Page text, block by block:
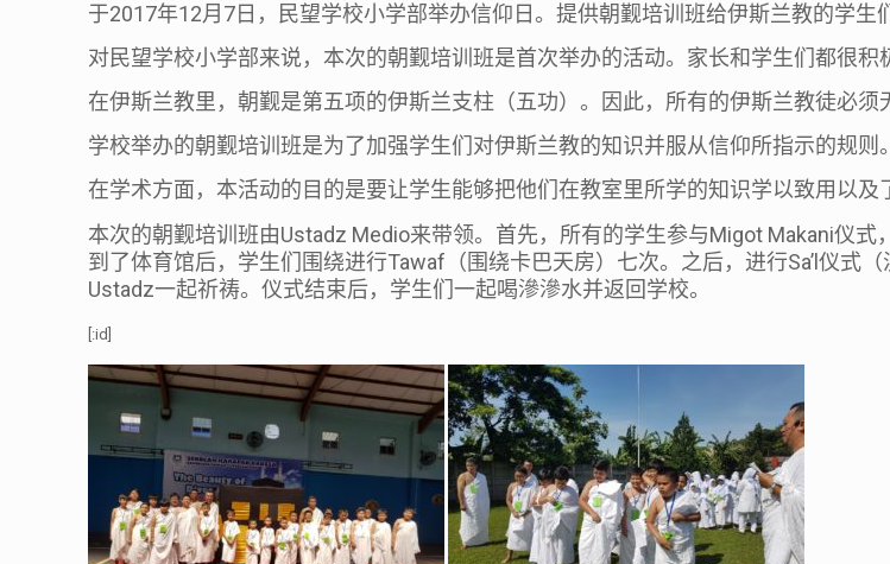
于2017年12月 7 日，民望学校小学部举办信仰日。提供朝觐培训班给伊斯兰教的学生
对民望学校小学部来说，本次的朝觐培训班是首次举办的活动。家长和学生们都很积
在伊斯兰教里，朝觐是第五项的伊斯兰支柱（五功）。因此，所有的伊斯兰教徒必须
学校举办的朝觐培训班是为了加强学生们对伊斯兰教的知识并服从信仰所指示的规则。
在学术方面，本活动的目的是要让学生能够把他们在教室里所学的知识学以致用以及
本次的朝觐培训班由Ustadz Medio来带领。首先，所有的学生参与Migot Makani仪式
到了体育馆后，学生们围绕进行Tawaf （围绕卡巴天房）七次。之后，进行Sa’l仪式（
Ustadz一起祈祷。仪式结束后，学生们一起喝滲滲水并返回学校。
[:id]